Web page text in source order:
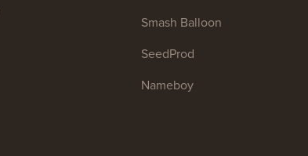
Smash Balloon
SeedProd
Nameboy